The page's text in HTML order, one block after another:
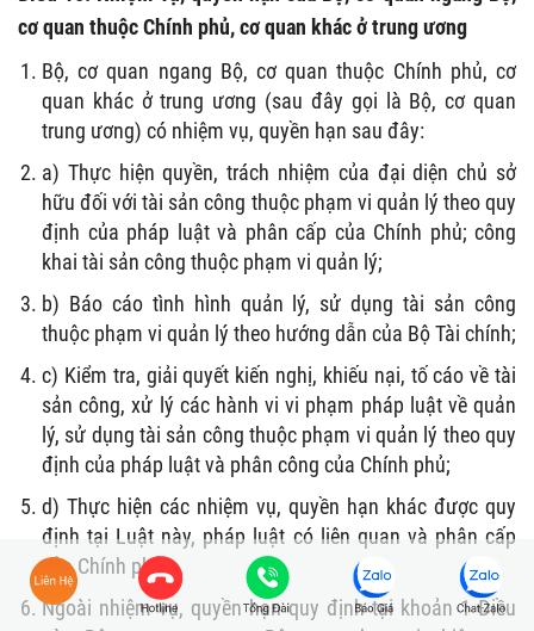
cơ quan thuộc Chính phủ, cơ quan khác ở trung ương
Bộ, cơ quan ngang Bộ, cơ quan thuộc Chính phủ, cơ
quan khác ở trung ương (sau đây gọi là Bộ, cơ quan
trung ương) có nhiệm vụ, quyền hạn sau đây:
a) Thực hiện quyền, trách nhiệm của đại diện chủ sở
hữu đối với tài sản công thuộc phạm vi quản lý theo quy
định của pháp luật và phân cấp của Chính phủ; công
khai tài sản công thuộc phạm vi quản lý;
b) Báo cáo tình hình quản lý, sử dụng tài sản công
thuộc phạm vi quản lý theo hướng dẫn của Bộ Tài chính;
c) Kiểm tra, giải quyết kiến nghị, khiếu nại, tố cáo về tài
sản công, xử lý các hành vi vi phạm pháp luật về quản
lý, sử dụng tài sản công thuộc phạm vi quản lý theo quy
định của pháp luật và phân công của Chính phủ;
d) Thực hiện các nhiệm vụ, quyền hạn khác được quy
định tại Luật này, pháp luật có liên quan và phân cấp
của Chính phủ.
Ngoài nhiệm vụ, quyền hạn quy định tại khoản 1 Điều